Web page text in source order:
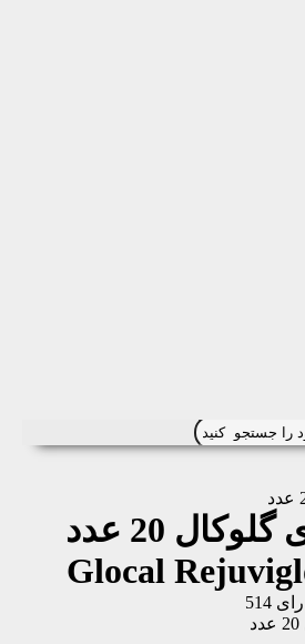
20 عدد
Glocal
514